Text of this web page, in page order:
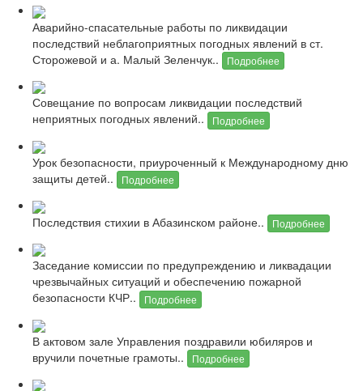
Аварийно-спасательные работы по ликвидации
последствий неблагоприятных погодных явлений в ст.
Сторожевой и а. Малый Зеленчук..
Подробнее
Совещание по вопросам ликвидации последствий
неприятных погодных явлений..
Подробнее
Урок безопасности, приуроченный к Международному дню
защиты детей..
Подробнее
Последствия стихии в Абазинском районе.. Подробнее
Заседание комиссии по предупреждению и ликвадации
чрезвычайных ситуаций и обеспечению пожарной
безопасности КЧР..
Подробнее
В актовом зале Управления поздравили юбиляров и
вручили почетные грамоты..
Подробнее